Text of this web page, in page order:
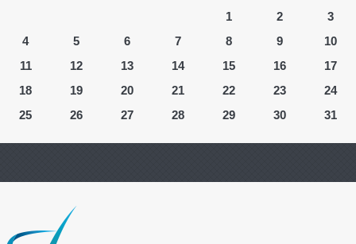
1
2
3
4
5 6 7 8 9
10
11
12 13 14 15 16
17
18
19 20 21 22 23
24
25
26 27 28 29 30 31